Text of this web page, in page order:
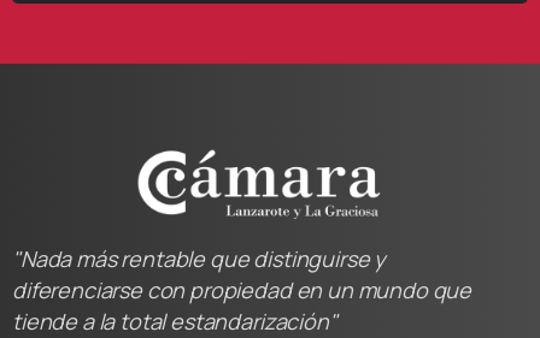
"Nada más rentable que distinguirse y
diferenciarse con propiedad en un mundo que
tiende a la total estandarización"